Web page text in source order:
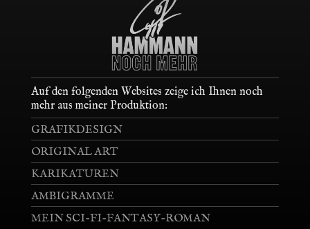
Auf den folgenden Websites zeige ich Ihnen noch
mehr aus meiner Produktion:
GRAFIKDESIGN
ORIGINAL ART
KARIKATUREN
AMBIGRAMME
MEIN SCI-FI-FANTASY-ROMAN